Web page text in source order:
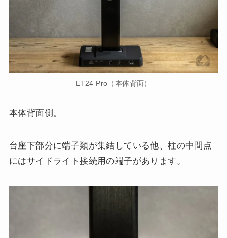
ET24 Pro（本体背面）
本体背面側。
台座下部分に端子類が集結している他、柱の中間点
にはサイドライト接続用の端子があります。